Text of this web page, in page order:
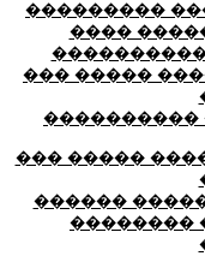
���������
����
��� �����
����������
��� �����
������
��������